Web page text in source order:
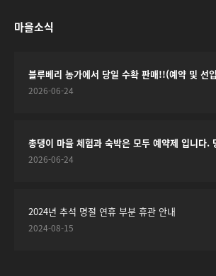
마을소식
블루베리 농가에서 당일 수확 판매!!(예약 및 선
2026-06-24
총댕이 마을 체험과 숙박은 모두 예약제 입니다.
2026-06-24
2024년 추석 명절 연휴 부분 휴관 안내
2024-08-15